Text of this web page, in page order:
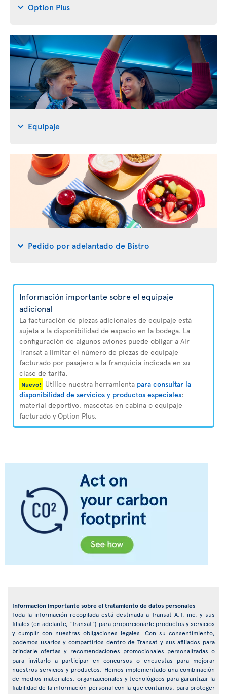
Option Plus
Equipaje
Pedido por adelantado de Bistro
Información importante sobre el equipaje
adicional
La facturación de piezas adicionales de equipaje está
sujeta a la disponibilidad de espacio en la bodega. La
configuración de algunos aviones puede obligar a Air
Transat a limitar el número de piezas de equipaje
facturado por pasajero a la franquicia indicada en su
clase de tarifa.
Nuevo! Utilice nuestra herramienta para consultar la
disponibilidad de servicios y productos especiales:
material deportivo, mascotas en cabina o equipaje
facturado y Option Plus.
Información importante sobre el tratamiento de datos personales
Toda la información recopilada está destinada a Transat A.T. inc. y sus
filiales (en adelante, "Transat") para proporcionarle productos y servicios
y cumplir con nuestras obligaciones legales. Con su consentimiento,
podemos usarlos y compartirlos dentro de Transat y sus afiliados para
brindarle ofertas y recomendaciones promocionales personalizadas o
para invitarlo a participar en concursos o encuestas para mejorar
nuestros servicios y productos. Hemos implementado una combinación
de medios materiales, organizacionales y tecnológicos para garantizar la
fiabilidad de la información personal con la que contamos, para proteger